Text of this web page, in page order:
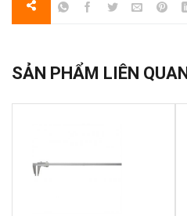
SẢN PHẨM LIÊN QUAN